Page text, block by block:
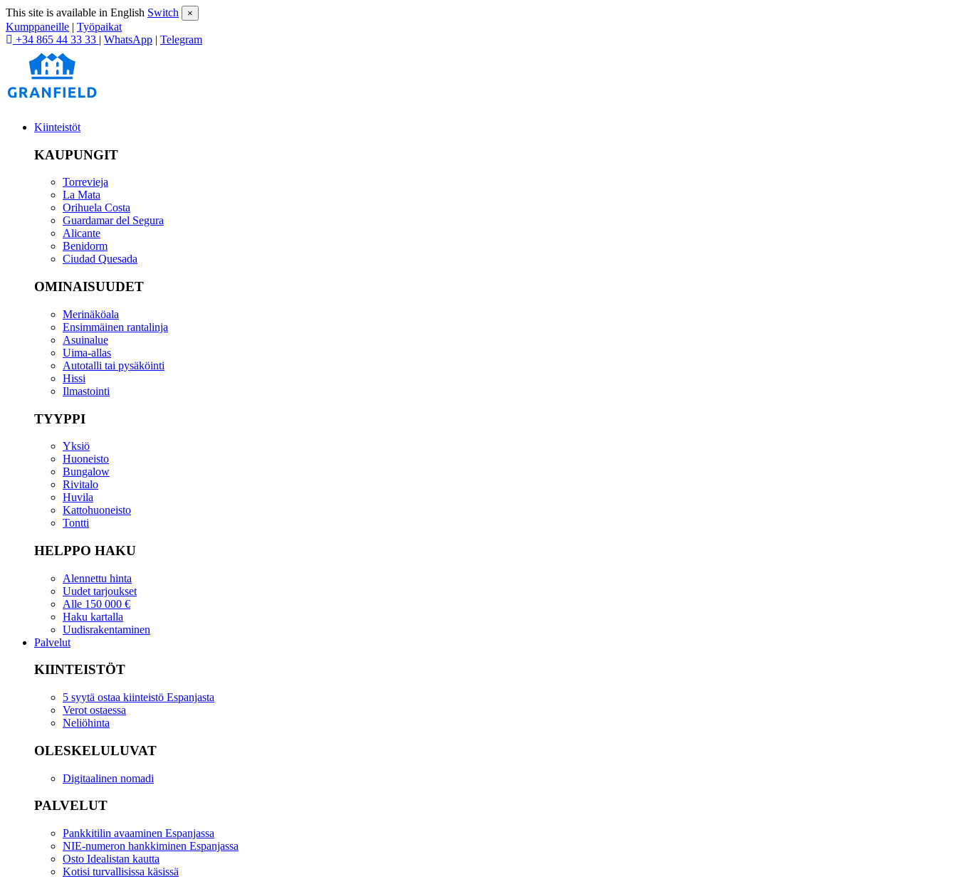
This site is available in English Switch ×
Kumppaneille | Työpaikat
+34 865 44 33 33 | WhatsApp | Telegram
Kiinteistöt
KAUPUNGIT
Torrevieja
La Mata
Orihuela Costa
Guardamar del Segura
Alicante
Benidorm
Ciudad Quesada
OMINAISUUDET
Merinäköala
Ensimmäinen rantalinja
Asuinalue
Uima-allas
Autotalli tai pysäköinti
Hissi
Ilmastointi
TYYPPI
Yksiö
Huoneisto
Bungalow
Rivitalo
Huvila
Kattohuoneisto
Tontti
HELPPO HAKU
Alennettu hinta
Uudet tarjoukset
Alle 150 000 €
Haku kartalla
Uudisrakentaminen
Palvelut
KIINTEISTÖT
5 syytä ostaa kiinteistö Espanjasta
Verot ostaessa
Neliöhinta
OLESKELULUVAT
Digitaalinen nomadi
PALVELUT
Pankkitilin avaaminen Espanjassa
NIE-numeron hankkiminen Espanjassa
Osto Idealistan kautta
Kotisi turvallisissa käsissä